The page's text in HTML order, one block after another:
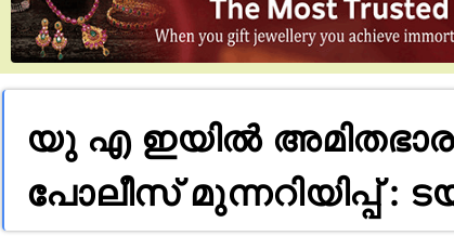
യു എ ഇയിൽ
പോലീസ് മുന്നറിയിപ്പ് :